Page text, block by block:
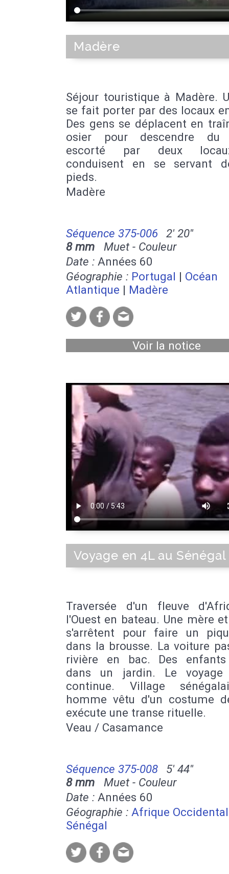
Madère
Séjour touristique à Madère.
se fait porter par des locaux
Des gens se déplacent en
osier pour descendre du
escorté par deux
conduisent en se servant
pieds.
Madère
Séquence 375-006
2' 20''
8 mm Muet - Couleur
Date : Années 60
Géographie : Portugal | Océan
Atlantique | Madère
Voir la notice
Voyage en 4L au Sénégal
Traversée d'un fleuve
l'Ouest en bateau. Une mère
s'arrêtent pour faire un
dans la brousse. La voiture
rivière en bac. Des
dans un jardin. Le
continue. Village
homme vêtu d'un costume
exécute une transe rituelle.
Veau / Casamance
Séquence 375-008
5' 44''
8 mm Muet - Couleur
Date : Années 60
Géographie : Afrique
Sénégal